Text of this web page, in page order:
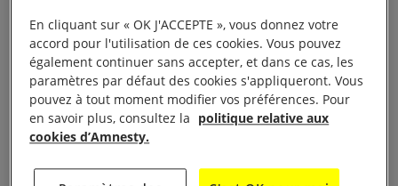
musiques et chansons de Gaston Couté et Jehan
Rictus, deux poètes du siècle dernier. Y résonne
une poésie populaire, brutale, sensible qui donne la
parole aux démunis. Une parole largement
imprégnée d’humour et d’ironie, issue de l’argot de
Paris pour Rictus et du patois des paysans de la
En cliquant sur « OK J'ACCEPTE », vous donnez votre
accord pour l'utilisation de ces cookies. Vous pouvez
également continuer sans accepter, et dans ce cas, les
paramètres par défaut des cookies s'appliqueront. Vous
pouvez à tout moment modifier vos préférences. Pour
en savoir plus, consultez la politique relative aux
cookies d’Amnesty.